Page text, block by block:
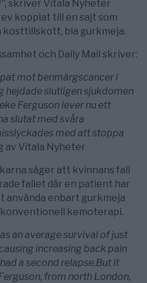
skriver Vitala Nyheter
kopplat till en sajt som
kosttillskott, bla gurkmeja.
och Daily Mail skriver:
mot benmärgscancer i
hejdade slutligen sjukdomen
Ferguson lever nu ett
slutat med svåra
med att stoppa
av Vitala Nyheter
säger att kvinnans fall
fallet där en patient har
använda enbart gurkmeja
kemoterapi.
an average survival of just
increasing back pain
a second relapse.But it
from north London,